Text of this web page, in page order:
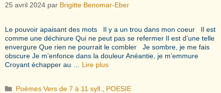
25 avril 2024 par Brigitte Benomar-Eber
Le pouvoir apaisant des mots Il y a un trou dans mon coeur Il est
comme une déchirure Qui ne peut pas se refermer Il est d’une telle
envergure Que rien ne pourrait le combler Je sombre, je me fais
obscure Je m’enfonce dans la douleur Anéantie, je m’emmure
Croyant échapper au … Lire plus
Catégories
Poèmes Vers de 7 à 11 syll.
POESIE